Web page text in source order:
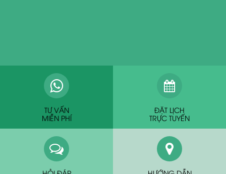
TƯ VẤN
MIỄN PHÍ
ĐẶT LỊCH
TRỰC TUYẾN